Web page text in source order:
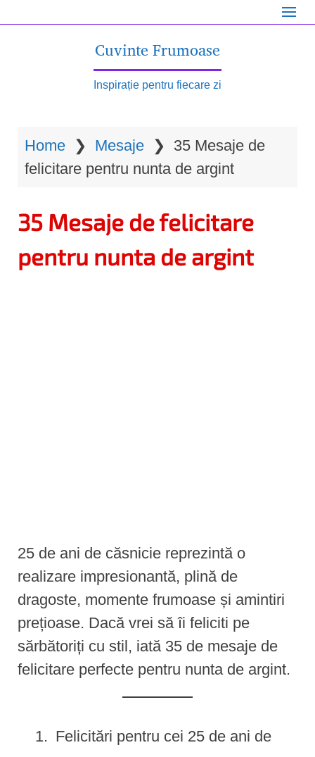
Cuvinte Frumoase
Inspirație pentru fiecare zi
Home ❯ Mesaje ❯ 35 Mesaje de
felicitare pentru nunta de argint
35 Mesaje de felicitare
pentru nunta de argint
25 de ani de căsnicie reprezintă o
realizare impresionantă, plină de
dragoste, momente frumoase și amintiri
prețioase. Dacă vrei să îi feliciti pe
sărbătoriți cu stil, iată 35 de mesaje de
felicitare perfecte pentru nunta de argint.
Felicitări pentru cei 25 de ani de